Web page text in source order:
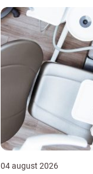
04 august 2026